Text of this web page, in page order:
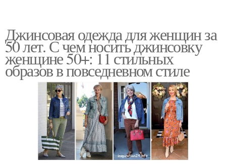
Джинсовая одежда для женщин за
50 лет. С чем носить джинсовку
женщине 50+: 11 стильных
образов в повседневном стиле